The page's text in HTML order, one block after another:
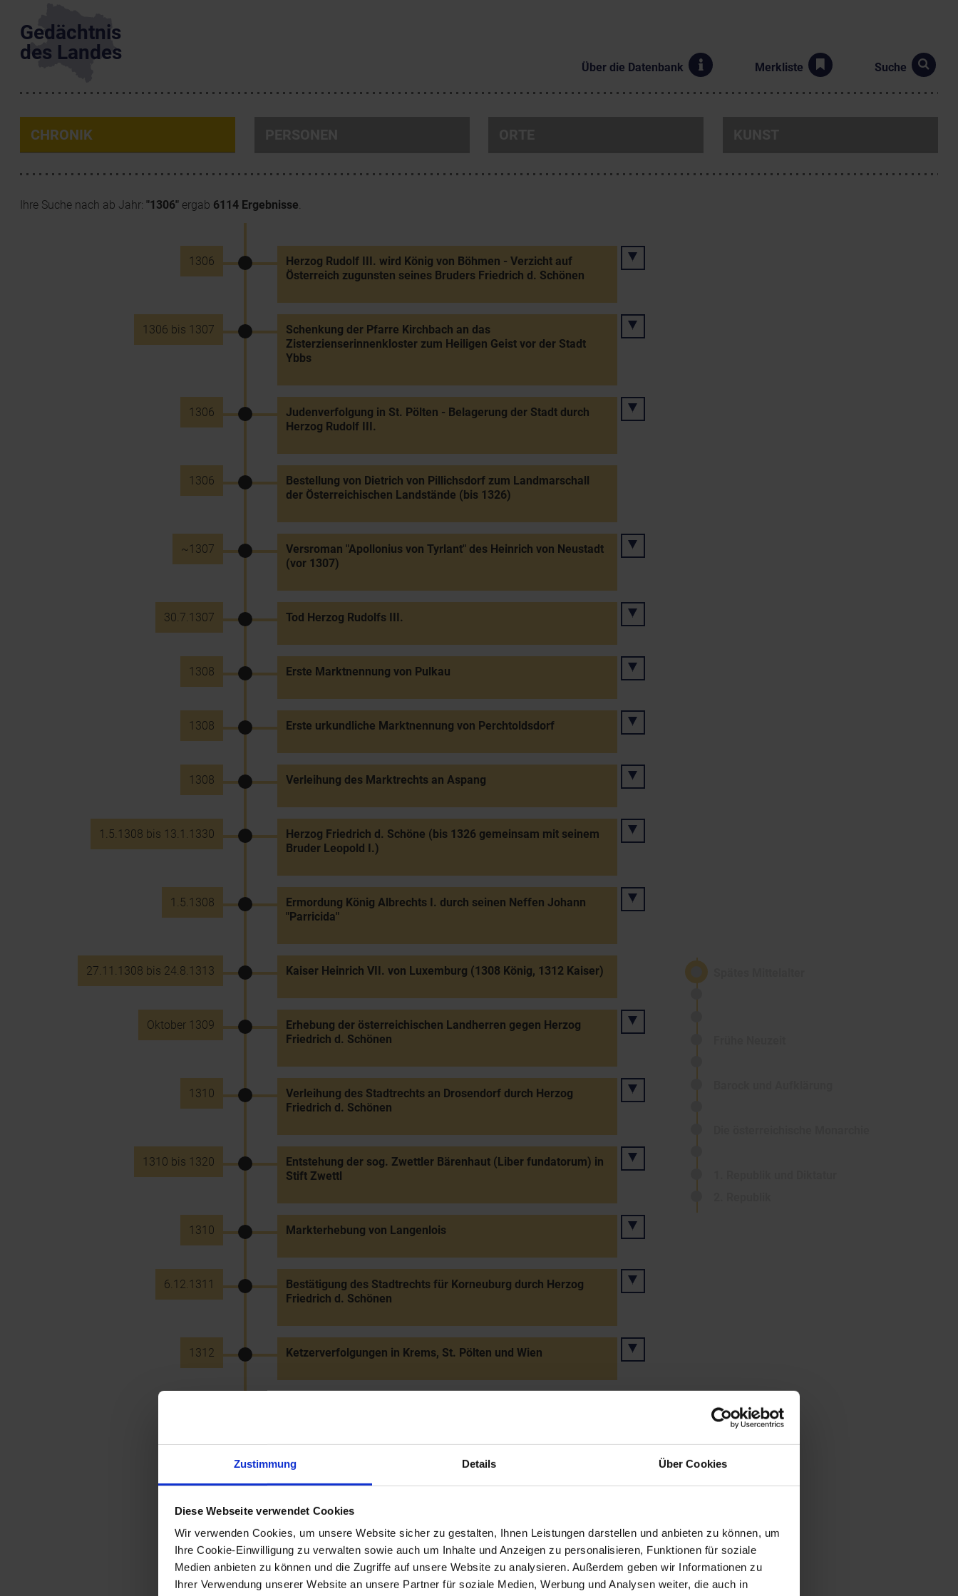
Zustimmung Details Über Cookies
Diese Webseite verwendet Cookies
Wir verwenden Cookies, um unsere Website sicher zu gestalten, Ihnen Leistungen darstellen und anbieten zu können, um
Ihre Cookie-Einwilligung zu verwalten sowie auch um Inhalte und Anzeigen zu personalisieren, Funktionen für soziale
Medien anbieten zu können und die Zugriffe auf unsere Website zu analysieren. Außerdem geben wir Informationen zu
Ihrer Verwendung unserer Website an unsere Partner für soziale Medien, Werbung und Analysen weiter, die auch in
Gedächtnis
des Landes
Über die Datenbank Merkliste Suche
CHRONIK
Ihre Suche nach ab Jahr: "1306" ergab 6114 Ergebnisse.
1306
Herzog Rudolf III. wird König von Böhmen - Verzicht auf
Österreich zugunsten seines Bruders Friedrich d. Schönen
1306 bis 1307
Schenkung der Pfarre Kirchbach an das
Zisterzienserinnenkloster zum Heiligen Geist vor der Stadt
Ybbs
1306
Judenverfolgung in St. Pölten - Belagerung der Stadt durch
Herzog Rudolf III.
1306
Bestellung von Dietrich von Pillichsdorf zum Landmarschall
der Österreichischen Landstände (bis 1326)
~1307
Versroman "Apollonius von Tyrlant" des Heinrich von Neustadt
(vor 1307)
30.7.1307 Tod Herzog Rudolfs III.
1308 Erste Marktnennung von Pulkau
1308 Erste urkundliche Marktnennung von Perchtoldsdorf
1308 Verleihung des Marktrechts an Aspang
1.5.1308 bis 13.1.1330
Herzog Friedrich d. Schöne (bis 1326 gemeinsam mit seinem
Bruder Leopold I.)
1.5.1308
Ermordung König Albrechts I. durch seinen Neffen Johann
"Parricida"
27.11.1308 bis 24.8.1313 Kaiser Heinrich VII. von Luxemburg (1308 König, 1312 Kaiser)
Oktober 1309
Erhebung der österreichischen Landherren gegen Herzog
Friedrich d. Schönen
1310
Verleihung des Stadtrechts an Drosendorf durch Herzog
Friedrich d. Schönen
1310 bis 1320
Entstehung der sog. Zwettler Bärenhaut (Liber fundatorum) in
Stift Zwettl
1310 Markterhebung von Langenlois
6.12.1311
Bestätigung des Stadtrechts für Korneuburg durch Herzog
Friedrich d. Schönen
1312 Ketzerverfolgungen in Krems, St. Pölten und Wien
Erste urkundliche Marktnennung von Ysper
1313
Erste urkundliche Marktnennung von Ulmerfeld (seit 1972 Teil
von Amstetten)
1313
Gründung der Kartause Allerheiligental in Mauerbach durch